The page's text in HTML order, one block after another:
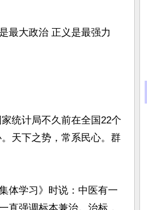
最大政治 正义是最强力
统计局不久前在全国22个
天下之势，常系民心。群
体学习》时说：中医有一